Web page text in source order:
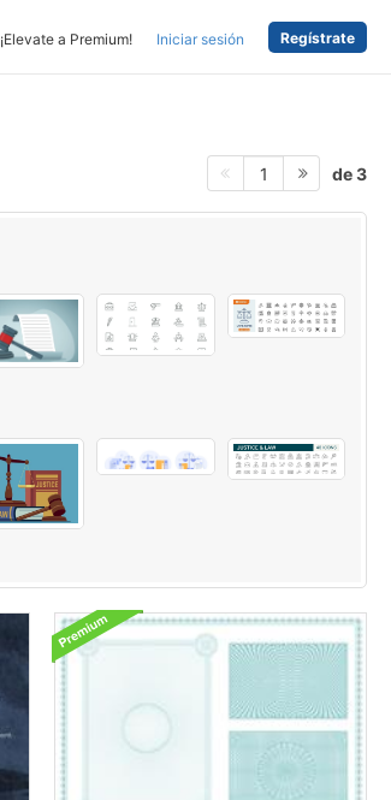
¡Elevate a Premium! Iniciar sesión Regístrate
1 de 3